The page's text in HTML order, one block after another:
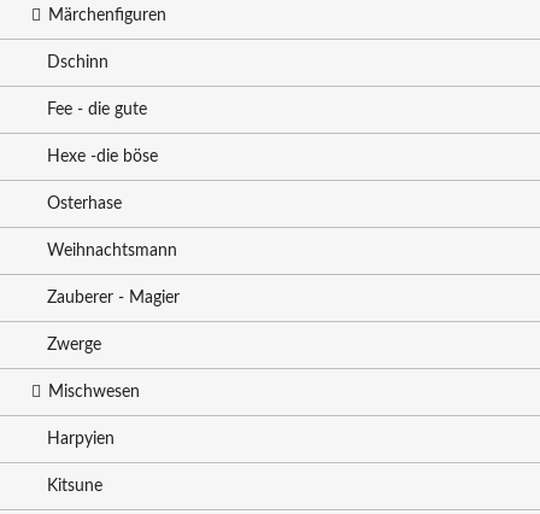
Märchenfiguren
Dschinn
Fee - die gute
Hexe -die böse
Osterhase
Weihnachtsmann
Zauberer - Magier
Zwerge
Mischwesen
Harpyien
Kitsune